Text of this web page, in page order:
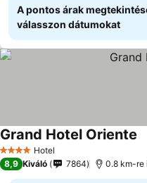
A pontos árak
válasszon dátumokat
4 KategóriaHotel
Grand Hotel Oriente
8,9 Kiváló 7864 0.8 km-re